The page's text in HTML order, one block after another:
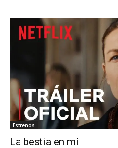
Estrenos
La bestia en mí